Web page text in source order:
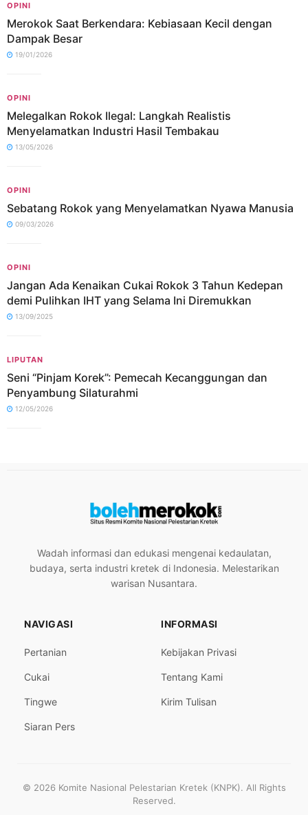
OPINI
Merokok Saat Berkendara: Kebiasaan Kecil dengan
Dampak Besar
19/01/2026
OPINI
Melegalkan Rokok Ilegal: Langkah Realistis
Menyelamatkan Industri Hasil Tembakau
13/05/2026
OPINI
Sebatang Rokok yang Menyelamatkan Nyawa Manusia
09/03/2026
OPINI
Jangan Ada Kenaikan Cukai Rokok 3 Tahun Kedepan
demi Pulihkan IHT yang Selama Ini Diremukkan
13/09/2025
LIPUTAN
Seni “Pinjam Korek”: Pemecah Kecanggungan dan
Penyambung Silaturahmi
12/05/2026
Wadah informasi dan edukasi mengenai kedaulatan,
budaya, serta industri kretek di Indonesia. Melestarikan
warisan Nusantara.
NAVIGASI
Pertanian
Cukai
Tingwe
Siaran Pers
INFORMASI
Kebijakan Privasi
Tentang Kami
Kirim Tulisan
© 2026 Komite Nasional Pelestarian Kretek (KNPK). All Rights
Reserved.